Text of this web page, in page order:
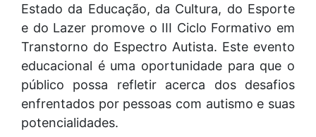
Estado da Educação, da Cultura, do Esporte
e do Lazer promove o III Ciclo Formativo em
Transtorno do Espectro Autista. Este evento
educacional é uma oportunidade para que o
público possa refletir acerca dos desafios
enfrentados por pessoas com autismo e suas
potencialidades.